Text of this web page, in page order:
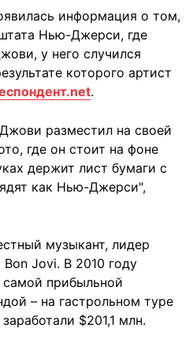
информация о том,
Нью-Джерси, где
у него случился
которого артист
.
разместил на своей
где он стоит на фоне
держит лист бумаги с
как Нью-Джерси",
музыкант, лидер
Jovi. В 2010 году
самой прибыльной
– на гастрольном туре
$201,1 млн.